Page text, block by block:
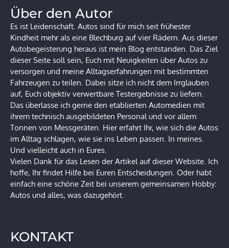
Über den Autor
Es ist Leidenschaft. Autos sind für mich seit frühester
Kindheit mehr als eine Blechburg auf vier Rädern. Aus dieser
Autobegeisterung heraus ist mein Blog entstanden. Das Ziel
dieser Seite soll sein, Euch mit Neuigkeiten über Autos zu
versorgen und meine Alltagserfahrungen mit bestimmten
Fahrzeugen zu teilen. Dabei sitze ich nicht dem Irrglauben
auf, Euch objektiv verwertbare Testergebnisse zu liefern.
Das überlasse ich gerne den etablierten Automedien mit
ihrem technisch ausgebildeten Personal und vor allem
Tonnen von Messgeräten. Hier erfahrt Ihr, wie sich die Autos
im Alltag schlagen, wie sie ins Leben passen. In meines.
Und vielleicht auch in Eures.
Vielen Dank für das Lesen der Artikel auf dieser Website. Ich
hoffe, Ihr findet Hilfe bei Euren Entscheidungen. Oder habt
einfach eine schöne Zeit bei unserem gemeinsamen Hobby:
Autos und alles, was dazugehört.
KONTAKT